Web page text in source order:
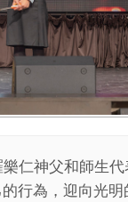
仁神父和師生
行為，迎向光